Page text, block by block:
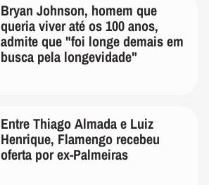
Bryan Johnson, homem que
queria viver até os 100 anos,
admite que "foi longe demais em
busca pela longevidade"
Entre Thiago Almada e Luiz
Henrique, Flamengo recebeu
oferta por ex-Palmeiras